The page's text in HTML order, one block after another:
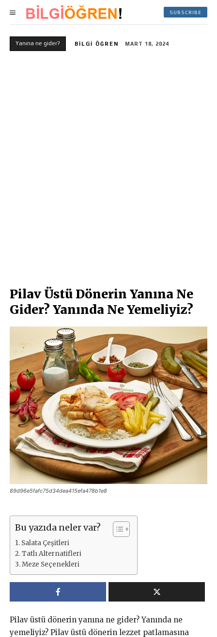
SUBSCRIBE
Yanına ne gider? BILGI ÖĞREN MART 18, 2024
Pilav Üstü Dönerin Yanına Ne
Gider? Yanında Ne Yemeliyiz?
89d96e5fafc75d34dea415efa478b1e8
Bu yazıda neler var?
Salata Çeşitleri
Tatlı Alternatifleri
Meze Seçenekleri
Pilav üstü dönerin yanına ne gider? Yanında ne
yemeliyiz? Pilav üstü dönerin lezzet patlamasına